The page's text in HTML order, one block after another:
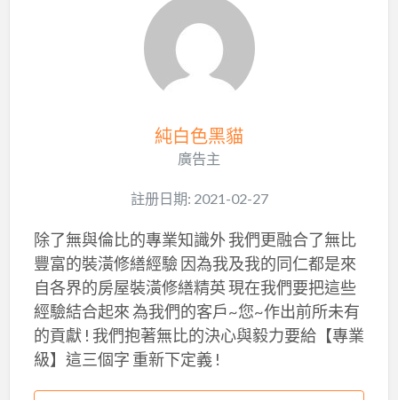
純白色黑貓
廣告主
註册日期: 2021-02-27
除了無與倫比的專業知識外 我們更融合了無比
豐富的裝潢修繕經驗 因為我及我的同仁都是來
自各界的房屋裝潢修繕精英 現在我們要把這些
經驗結合起來 為我們的客戶~您~作出前所未有
的貢獻 ! 我們抱著無比的決心與毅力要給【專業
級】這三個字 重新下定義 !